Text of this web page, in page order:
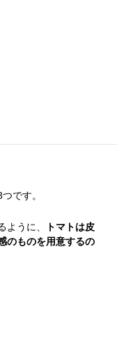
です。
ように、
トマトは皮
のものを用意するの